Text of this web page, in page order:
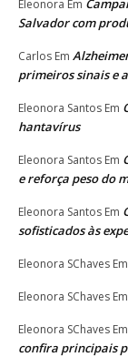
Eleonora Em
Salvador com
Carlos Em
primeiros sinais e
Eleonora Santos Em
hantavírus
Eleonora Santos Em
e reforça peso do
Eleonora Santos Em
sofisticados às
Eleonora SChaves Em
Eleonora SChaves Em
Eleonora SChaves Em
confira principais